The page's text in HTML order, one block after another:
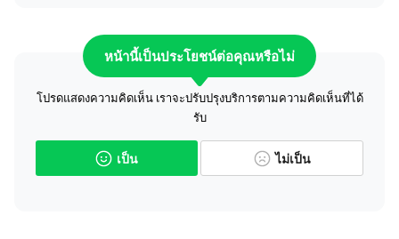
หน้านี้เป็นประโยชน์ต่อคุณหรือไม่
โปรดแสดงความคิดเห็น เราจะปรับปรุงบริการตามความคิดเห็นที่ได้
รับ
เป็น ไม่เป็น